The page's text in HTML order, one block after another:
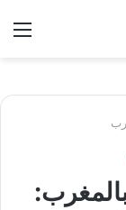
الانتقالية 2026 بالمغرب: